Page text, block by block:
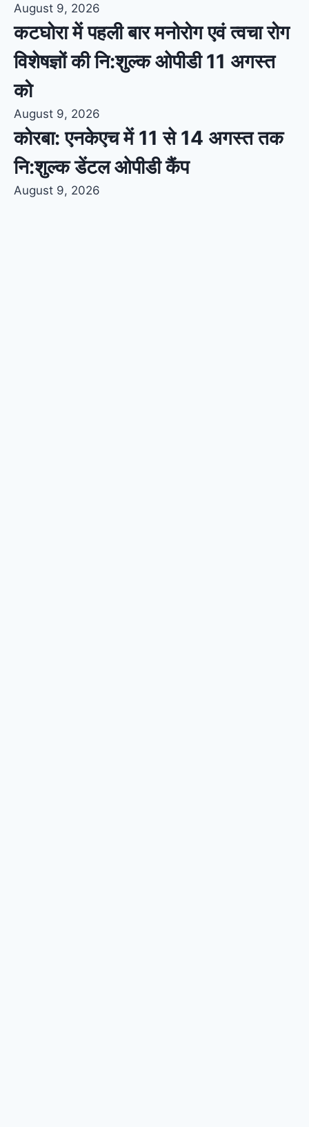
August 9, 2026
कटघोरा में पहली बार मनोरोग एवं त्वचा रोग
विशेषज्ञों की नि:शुल्क ओपीडी 11 अगस्त
को
August 9, 2026
कोरबा: एनकेएच में 11 से 14 अगस्त तक
नि:शुल्क डेंटल ओपीडी कैंप
August 9, 2026